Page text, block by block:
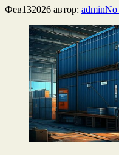
Фев132026 автор: adminNo